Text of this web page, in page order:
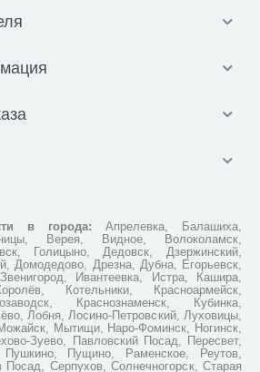
в города: Апрелевка, Балашиха,
Верея, Видное, Волоколамск,
Голицыно, Дедовск, Дзержинский,
Домодедово, Дрезна, Дубна, Егорьевск,
Ивантеевка, Истра, Кашира,
Котельники, Красноармейск,
Краснознаменск, Кубинка,
Лобня, Лосино-Петровский, Луховицы,
Мытищи, Наро-Фоминск, Ногинск,
Зуево, Павловский Посад, Пересвет,
Пушкино, Пущино, Раменское, Реутов,
Серпухов, Солнечногорск, Старая